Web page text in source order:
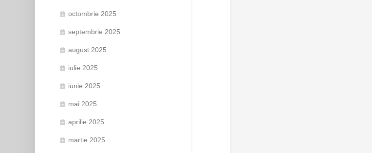
octombrie 2025
septembrie 2025
august 2025
iulie 2025
iunie 2025
mai 2025
aprilie 2025
martie 2025